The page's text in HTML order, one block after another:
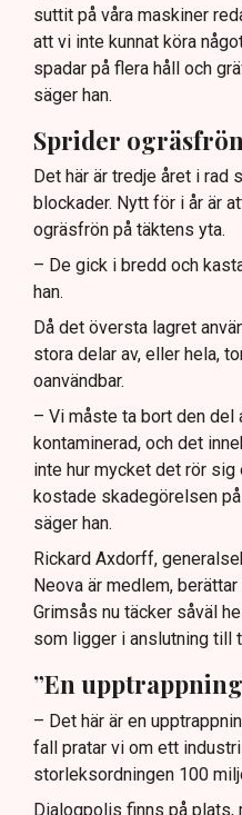
suttit på våra maskiner
att vi inte kunnat köra
spadar på flera håll och
säger han.
Sprider ogräsfrön
Det här är tredje året i
blockader. Nytt för i år är
ogräsfrön på täktens yta.
– De gick i bredd och
han.
Då det översta lagret
stora delar av, eller hela,
oanvändbar.
– Vi måste ta bort den del
kontaminerad, och det
inte hur mycket det rör sig
kostade skadegörelsen
säger han.
Rickard Axdorff,
Neova är medlem,
Grimsås nu täcker såväl
som ligger i anslutning till
”En
– Det här är en
fall pratar vi om ett
storleksordningen 100
Dialogpolis finns på plats,